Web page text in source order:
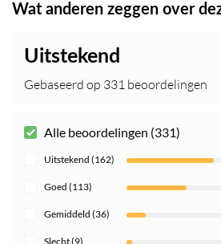
Wat anderen zeggen over
Uitstekend
Gebaseerd op 331 beoordelingen
Alle beoordelingen (331)
Uitstekend (162)
Goed (113)
Gemiddeld (36)
Slecht (9)